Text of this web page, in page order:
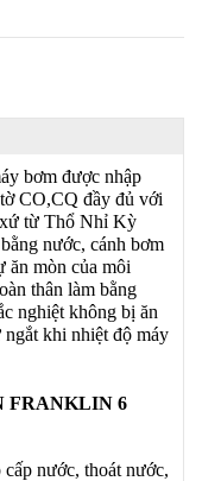
bơm được nhập
CO,CQ đầy đủ với
từ Thổ Nhỉ Kỳ
nước, cánh bơm
ăn mòn của môi
thân làm bằng
nghiệt không bị ăn
khi nhiệt độ máy
FRANKLIN 6
nước, thoát nước,